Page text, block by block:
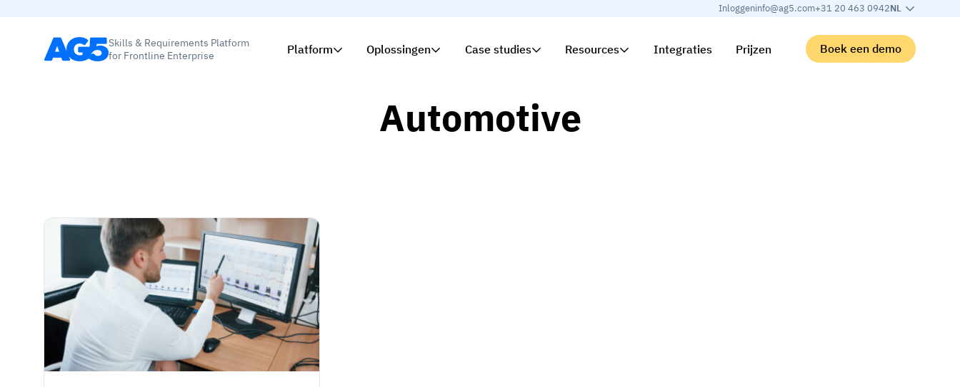
Inloggeninfo@ag5.com+31 20 463 0942NL
Skills & Requirements Platform
for Frontline Enterprise
Platform Oplossingen Case studies Resources Integraties Prijzen Boek een demo
Automotive